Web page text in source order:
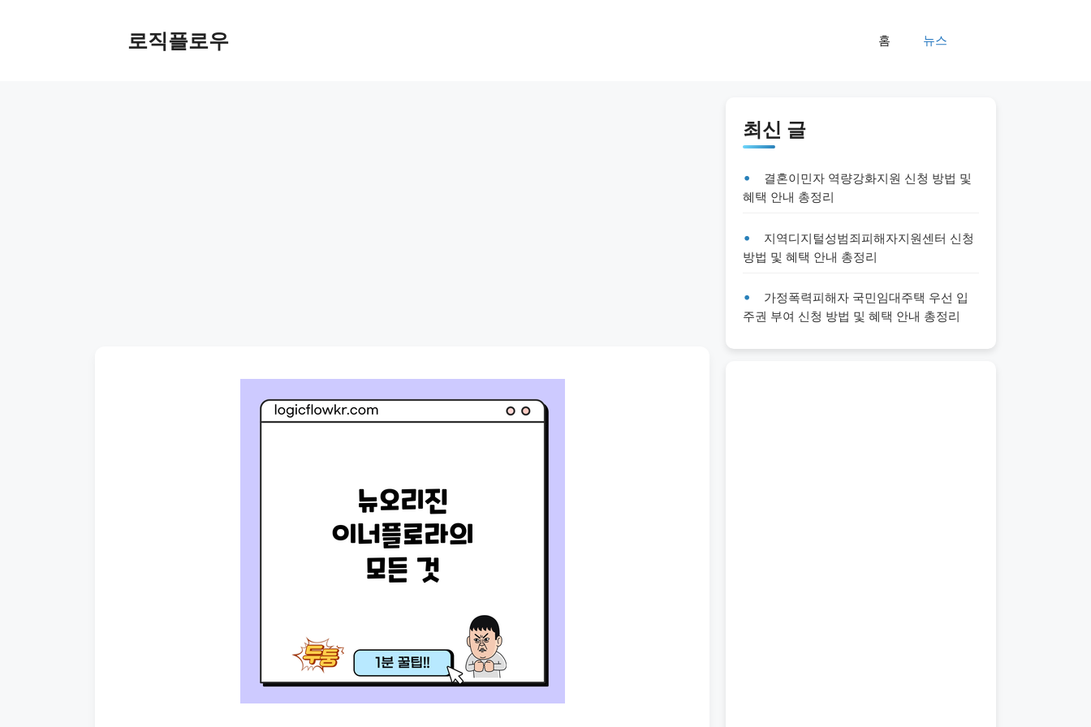
로직플로우 홈 뉴스
최신 글
결혼이민자 역량강화지원 신청 방법 및
혜택 안내 총정리
지역디지털성범죄피해자지원센터 신청
방법 및 혜택 안내 총정리
가정폭력피해자 국민임대주택 우선 입
주권 부여 신청 방법 및 혜택 안내 총정리